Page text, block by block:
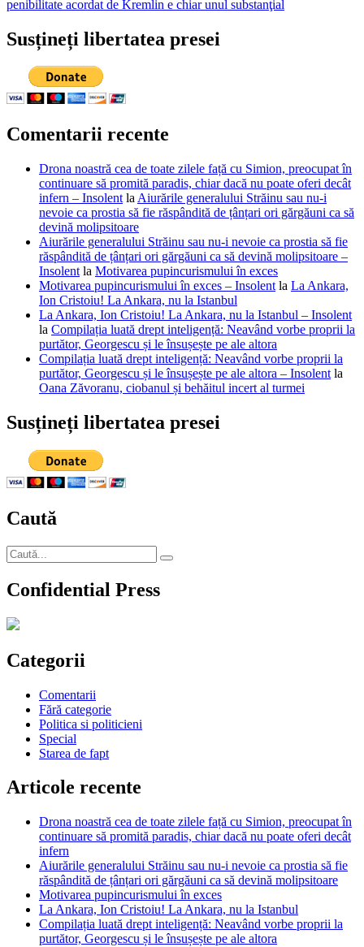
articoleurmător:
penibilitate acordat de Kremlin e chiar unul substanţial
Susțineți libertatea presei
Comentarii recente
Drona noastră cea de toate zilele față cu Simion, preocupat în
continuare să promită paradis, chiar dacă nu poate oferi decât
infern – Insolent la Aiurările generalului Străinu sau nu-i
nevoie ca prostia să fie răspândită de țânțari ori gărgăuni ca să
devină molipsitoare
Aiurările generalului Străinu sau nu-i nevoie ca prostia să fie
răspândită de țânțari ori gărgăuni ca să devină molipsitoare –
Insolent la Motivarea pupincurismului în exces
Motivarea pupincurismului în exces – Insolent la La Ankara,
Ion Cristoiu! La Ankara, nu la Istanbul
La Ankara, Ion Cristoiu! La Ankara, nu la Istanbul – Insolent
la Compilația luată drept inteligență: Neavând vorbe proprii la
purtător, Georgescu și le însușește pe ale altora
Compilația luată drept inteligență: Neavând vorbe proprii la
purtător, Georgescu și le însușește pe ale altora – Insolent la
Oana Zăvoranu, ciobanul și behăitul incert al turmei
Susțineți libertatea presei
Caută
Caută
după:
Căutare
Confidential Press
Categorii
Comentarii
Fără categorie
Politica si politicieni
Special
Starea de fapt
Articole recente
Drona noastră cea de toate zilele față cu Simion, preocupat în
continuare să promită paradis, chiar dacă nu poate oferi decât
infern
Aiurările generalului Străinu sau nu-i nevoie ca prostia să fie
răspândită de țânțari ori gărgăuni ca să devină molipsitoare
Motivarea pupincurismului în exces
La Ankara, Ion Cristoiu! La Ankara, nu la Istanbul
Compilația luată drept inteligență: Neavând vorbe proprii la
purtător, Georgescu și le însușește pe ale altora